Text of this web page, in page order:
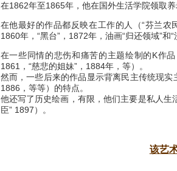
在1862年至1865年，他在国外生活学院领取养
在他最好的作品都反映在工作的人（“芬兰农
1860年，“黑台”，1872年，油画“归还领域”和
在一些同情的悲伤和痛苦的主题绘制的K作品
1861，“慈悲的姐妹”，1884年，等）。
然而，一些后来的作品显示背离民主传统现实
1886，等等）的特点。
他还写了历史绘画，有限，他们主要是私人生
臣” 1897）。
该艺